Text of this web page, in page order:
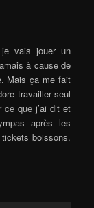
vais jouer un
à cause de
Mais ça me fait
travailler seul
ce que j’ai dit et
après les
boissons.